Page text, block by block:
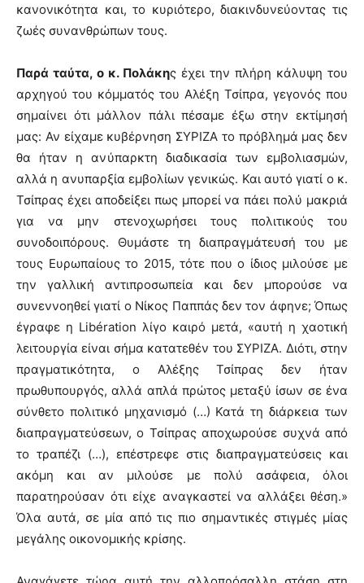
κανονικότητα και, το κυριότερο, διακινδυνεύοντας τις
ζωές συνανθρώπων τους.
Παρά ταύτα, ο κ. Πολάκης έχει την πλήρη κάλυψη του
αρχηγού του κόμματός του Αλέξη Τσίπρα, γεγονός που
σημαίνει ότι μάλλον πάλι πέσαμε έξω στην εκτίμησή
μας: Αν είχαμε κυβέρνηση ΣΥΡΙΖΑ το πρόβλημά μας δεν
θα ήταν η ανύπαρκτη διαδικασία των εμβολιασμών,
αλλά η ανυπαρξία εμβολίων γενικώς. Και αυτό γιατί ο κ.
Τσίπρας έχει αποδείξει πως μπορεί να πάει πολύ μακριά
για να μην στενοχωρήσει τους πολιτικούς του
συνοδοιπόρους. Θυμάστε τη διαπραγμάτευσή του με
τους Ευρωπαίους το 2015, τότε που ο ίδιος μιλούσε με
την γαλλική αντιπροσωπεία και δεν μπορούσε να
συνεννοηθεί γιατί ο Νίκος Παππάς δεν τον άφηνε; Όπως
έγραφε η Libération λίγο καιρό μετά, «αυτή η χαοτική
λειτουργία είναι σήμα κατατεθέν του ΣΥΡΙΖΑ. Διότι, στην
πραγματικότητα, ο Αλέξης Τσίπρας δεν ήταν
πρωθυπουργός, αλλά απλά πρώτος μεταξύ ίσων σε ένα
σύνθετο πολιτικό μηχανισμό (…) Κατά τη διάρκεια των
διαπραγματεύσεων, ο Τσίπρας αποχωρούσε συχνά από
το τραπέζι (…), επέστρεφε στις διαπραγματεύσεις και
ακόμη και αν μιλούσε με πολύ ασάφεια, όλοι
παρατηρούσαν ότι είχε αναγκαστεί να αλλάξει θέση.»
Όλα αυτά, σε μία από τις πιο σημαντικές στιγμές μίας
μεγάλης οικονομικής κρίσης.